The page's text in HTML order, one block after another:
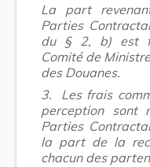
La part
Parties
du § 2, b) est
Comité de
des Douanes.
3.
Les frais
perception sont
Parties
la part de la
chacun des